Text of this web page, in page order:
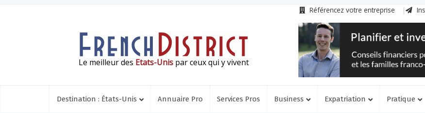
Référencez votre entreprise
Le meilleur des Etats-Unis par ceux qui y vivent
Destination : États-Unis Annuaire Pro Services Pros Business Expatriation Pratique